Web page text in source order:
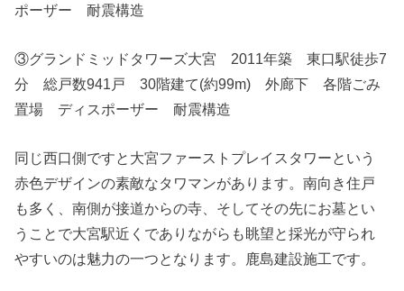
ポーザー 耐震構造
③グランドミッドタワーズ大宮 2011年築 東口駅徒歩7
分 総戸数941戸 30階建て(約99m) 外廊下 各階ごみ
置場 ディスポーザー 耐震構造
同じ西口側ですと大宮ファーストプレイスタワーという
赤色デザインの素敵なタワマンがあります。南向き住戸
も多く、南側が接道からの寺、そしてその先にお墓とい
うことで大宮駅近くでありながらも眺望と採光が守られ
やすいのは魅力の一つとなります。鹿島建設施工です。